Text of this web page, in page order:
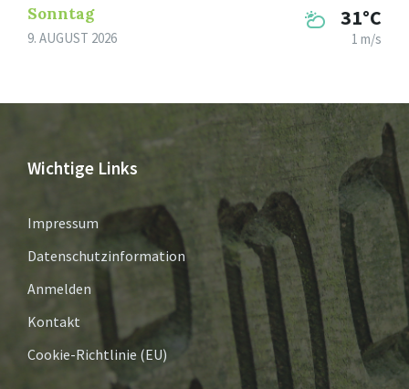
Sonntag
9. AUGUST 2026
31°C
1 m/s
Wichtige Links
Impressum
Datenschutzinformation
Anmelden
Kontakt
Cookie-Richtlinie (EU)